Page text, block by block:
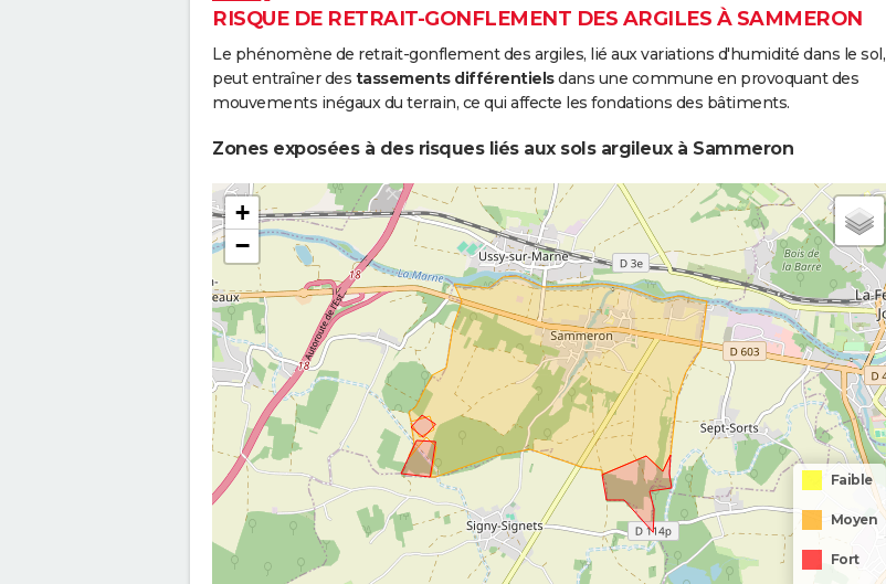
RISQUE DE RETRAIT-GONFLEMENT DES ARGILES À SAMMERON
Le phénomène de retrait-gonflement des argiles, lié aux variations d'humidité dans le sol,
peut entraîner des tassements différentielsdans une commune en provoquant des
mouvements inégaux du terrain, ce qui affecte les fondations des bâtiments.
Zones exposées à des risques liés aux sols argileux à Sammeron
+
−
Faible
Moyen
Fort